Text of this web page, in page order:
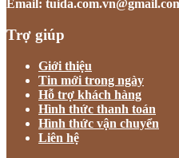
Email:
Trợ giúp
Giới thiệu
Tin mới trong ngày
Hỗ trợ khách hàng
Hình thức thanh toán
Hình thức vận chuyển
Liên hệ